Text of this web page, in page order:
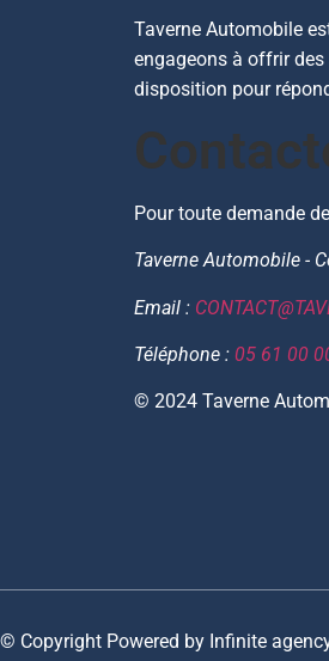
Taverne Automobile
engageons à offrir
disposition pour
Pour toute demande
Taverne Automobile -
Email :
Téléphone : 05 61 00
© 2024 Taverne
© Copyright Powered by Infinite